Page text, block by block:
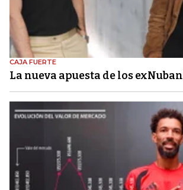
CAJA FUERTE
La nueva apuesta de los